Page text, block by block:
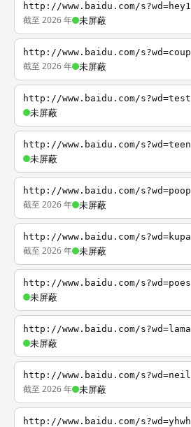
http://www.baidu.com/s?wd=hey1
截至 2026 年 未屏蔽
http://www.baidu.com/s?wd=coup
截至 2026 年 未屏蔽
http://www.baidu.com/s?wd=test
未屏蔽
http://www.baidu.com/s?wd=teen
未屏蔽
http://www.baidu.com/s?wd=poop
截至 2026 年 未屏蔽
http://www.baidu.com/s?wd=kupa
截至 2026 年 未屏蔽
http://www.baidu.com/s?wd=poes
未屏蔽
http://www.baidu.com/s?wd=lama
未屏蔽
http://www.baidu.com/s?wd=neil
截至 2026 年 未屏蔽
http://www.baidu.com/s?wd=yhwh